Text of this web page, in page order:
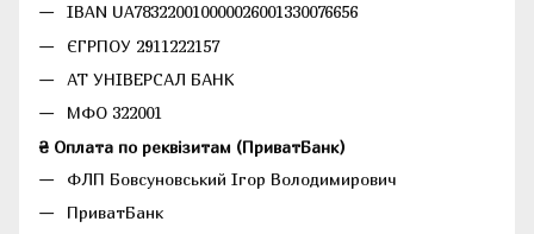
IBAN UA783220010000026001330076656
ЄГРПОУ 2911222157
АТ УНІВЕРСАЛ БАНК
МФО 322001
₴ Оплата по реквізитам (ПриватБанк)
ФЛП Бовсуновський Ігор Володимирович
ПриватБанк